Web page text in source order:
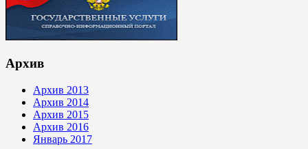
Архив
Архив 2013
Архив 2014
Архив 2015
Архив 2016
Январь 2017